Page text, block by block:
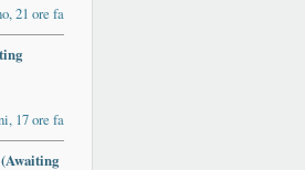
21 ore fa
17 ore fa